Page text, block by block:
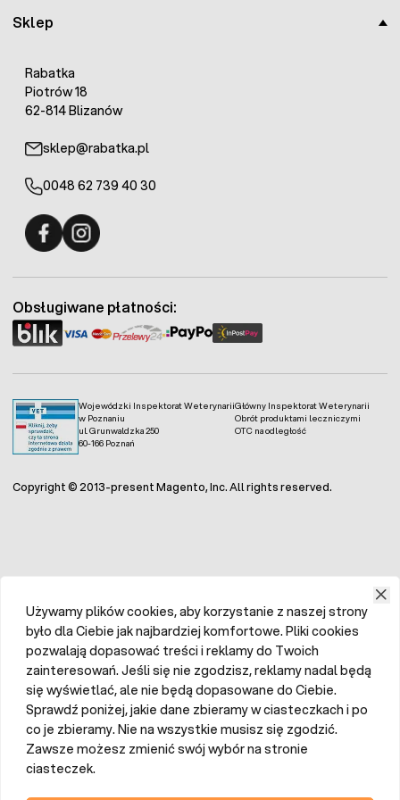
Dane techniczne:
powyżej 250V
Moc pobierana: 12 W
Napięcie biegu jałowego: 13500V
Maksymalna energia rozładowania (uśredniona):
Długość ogrodzenia maksymalna: 200km (50km na
zacisku połowy mocy)
Wyprodukowano we Francji
Gwarancja: 3 lata
Pastuch wyposażony jest w sytem wizualnej kontroli
ogrodzenia. Realizuje to migająca kontrolka informująca o
częstotliwości generowania impulsów oraz ich napięciu.
Elektryzator ma możliwość montażu na ścianie.
Europejskiej (CE)
Sklep
Rabatka
Piotrów 18
62-814 Blizanów
sklep@rabatka.pl
0048 62 739 40 30
Wojewódzki Inspektorat Weterynarii
w Poznaniu
ul. Grunwaldzka 250
60-166 Poznań
Główny Inspektorat Weterynarii
Obrót produktami leczniczymi
OTC na odległość
Obsługiwane płatności:
Copyright © 2013-present Magento, Inc. All rights reserved.
Używamy plików cookies, aby korzystanie z naszej strony
było dla Ciebie jak najbardziej komfortowe. Pliki cookies
pozwalają dopasować treści i reklamy do Twoich
zainteresowań. Jeśli się nie zgodzisz, reklamy nadal będą
się wyświetlać, ale nie będą dopasowane do Ciebie.
Sprawdź poniżej, jakie dane zbieramy w ciasteczkach i po
co je zbieramy. Nie na wszystkie musisz się zgodzić.
Zawsze możesz zmienić swój wybór na stronie
ciasteczek.